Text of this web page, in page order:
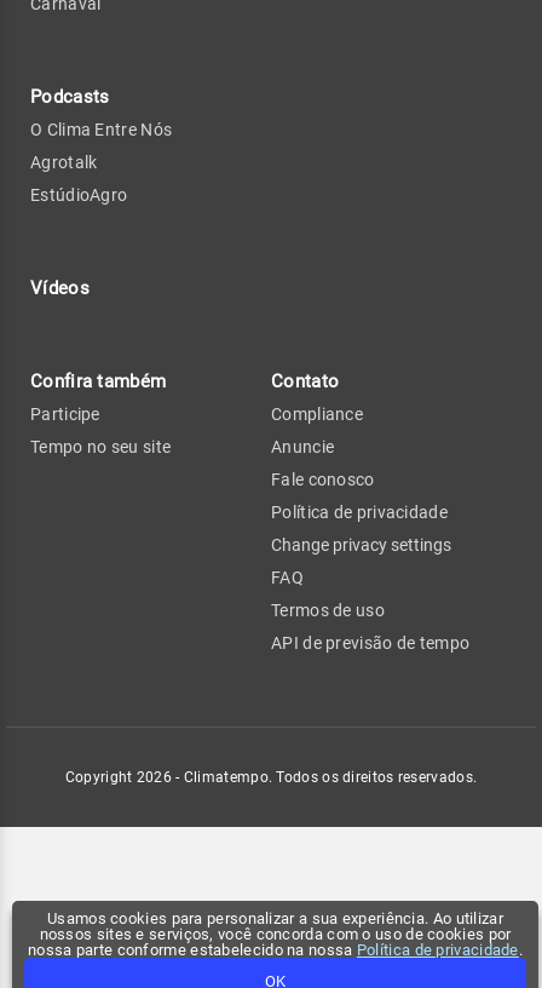
Usamos cookies para personalizar a sua experiência. Ao utilizar
nossos sites e serviços, você concorda com o uso de cookies por
nossa parte conforme estabelecido na nossa Política de privacidade.
OK
Podcasts
O Clima Entre Nós
Agrotalk
EstúdioAgro
Vídeos
Confira também
Participe
Tempo no seu site
Contato
Compliance
Anuncie
Fale conosco
Política de privacidade
Change privacy settings
FAQ
Termos de uso
API de previsão de tempo
Copyright 2026 - Climatempo. Todos os direitos reservados.